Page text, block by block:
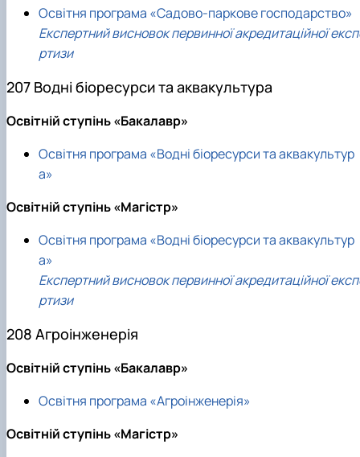
Освітня програма «Садово-паркове господарство»
Експертний висновок первинної акредитаційної
ртизи
207 Водні біоресурси та аквакультура
Освітній ступінь «Бакалавр»
Освітня програма «Водні біоресурси та аквакультур
а»
Освітній ступінь «Магістр»
Освітня програма «Водні біоресурси та аквакультур
а»
Експертний висновок первинної акредитаційної
ртизи
208 Агроінженерія
Освітній ступінь «Бакалавр»
Освітня програма «Агроінженерія»
Освітній ступінь «Магістр»